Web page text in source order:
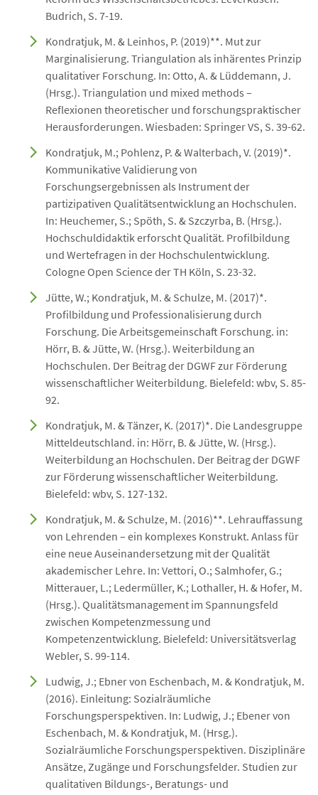
Budrich, S. 7-19.
Kondratjuk, M. & Leinhos, P. (2019)**. Mut zur
Marginalisierung. Triangulation als inhärentes Prinzip
qualitativer Forschung. In: Otto, A. & Lüddemann, J.
(Hrsg.). Triangulation und mixed methods –
Reflexionen theoretischer und forschungspraktischer
Herausforderungen. Wiesbaden: Springer VS, S. 39-62.
Kondratjuk, M.; Pohlenz, P. & Walterbach, V. (2019)*.
Kommunikative Validierung von
Forschungsergebnissen als Instrument der
partizipativen Qualitätsentwicklung an Hochschulen.
In: Heuchemer, S.; Spöth, S. & Szczyrba, B. (Hrsg.).
Hochschuldidaktik erforscht Qualität. Profilbildung
und Wertefragen in der Hochschulentwicklung.
Cologne Open Science der TH Köln, S. 23-32.
Jütte, W.; Kondratjuk, M. & Schulze, M. (2017)*.
Profilbildung und Professionalisierung durch
Forschung. Die Arbeitsgemeinschaft Forschung. in:
Hörr, B. & Jütte, W. (Hrsg.). Weiterbildung an
Hochschulen. Der Beitrag der DGWF zur Förderung
wissenschaftlicher Weiterbildung. Bielefeld: wbv, S. 85-
92.
Kondratjuk, M. & Tänzer, K. (2017)*. Die Landesgruppe
Mitteldeutschland. in: Hörr, B. & Jütte, W. (Hrsg.).
Weiterbildung an Hochschulen. Der Beitrag der DGWF
zur Förderung wissenschaftlicher Weiterbildung.
Bielefeld: wbv, S. 127-132.
Kondratjuk, M. & Schulze, M. (2016)**. Lehrauffassung
von Lehrenden – ein komplexes Konstrukt. Anlass für
eine neue Auseinandersetzung mit der Qualität
akademischer Lehre. In: Vettori, O.; Salmhofer, G.;
Mitterauer, L.; Ledermüller, K.; Lothaller, H. & Hofer, M.
(Hrsg.). Qualitätsmanagement im Spannungsfeld
zwischen Kompetenzmessung und
Kompetenzentwicklung. Bielefeld: Universitätsverlag
Webler, S. 99-114.
Ludwig, J.; Ebner von Eschenbach, M. & Kondratjuk, M.
(2016). Einleitung: Sozialräumliche
Forschungsperspektiven. In: Ludwig, J.; Ebener von
Eschenbach, M. & Kondratjuk, M. (Hrsg.).
Sozialräumliche Forschungsperspektiven. Disziplinäre
Ansätze, Zugänge und Forschungsfelder. Studien zur
qualitativen Bildungs-, Beratungs- und